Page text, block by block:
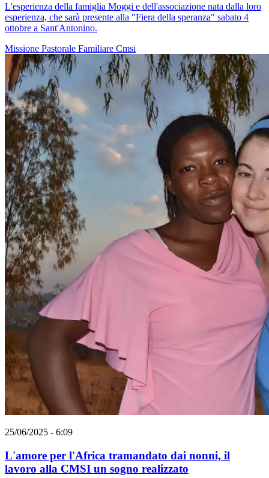
L'esperienza della famiglia Moggi e dell'associazione nata dalla loro
esperienza, che sarà presente alla "Fiera della speranza" sabato 4
ottobre a Sant'Antonino.
Missione Pastorale Familiare Cmsi
25/06/2025 - 6:09
L'amore per l'Africa tramandato dai nonni, il
lavoro alla CMSI un sogno realizzato